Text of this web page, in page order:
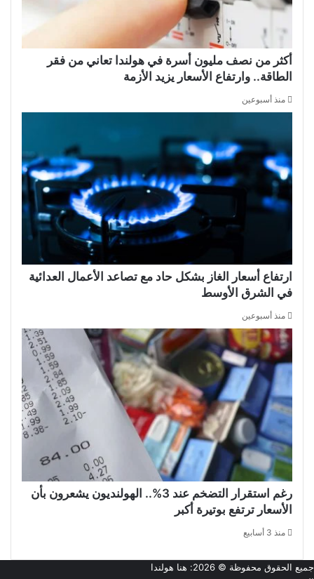
أكثر من نصف مليون أسرة في هولندا تعاني من فقر
الطاقة.. وارتفاع الأسعار يزيد الأزمة
منذ أسبوعين
ارتفاع أسعار الغاز بشكل حاد مع تصاعد الأعمال العدائية
في الشرق الأوسط
منذ أسبوعين
رغم استقرار التضخم عند 3%.. الهولنديون يشعرون بأن
الأسعار ترتفع بوتيرة أكبر
منذ 3 أسابيع
جميع الحقوق محفوظة © 2026:
هنا هولندا